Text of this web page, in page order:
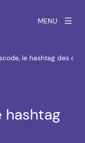
MENU
le hashtag des
hashtag